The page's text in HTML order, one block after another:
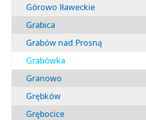
Górowo Iławeckie
Grabica
Grabów nad Prosną
Grabówka
Granowo
Grębków
Grębocice